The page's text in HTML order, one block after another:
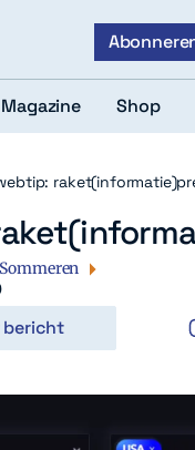
Magazine Shop
bericht